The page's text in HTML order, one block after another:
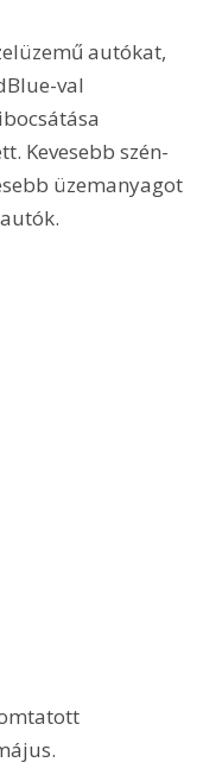
autókat,
val
Kevesebb szén-
üzemanyagot